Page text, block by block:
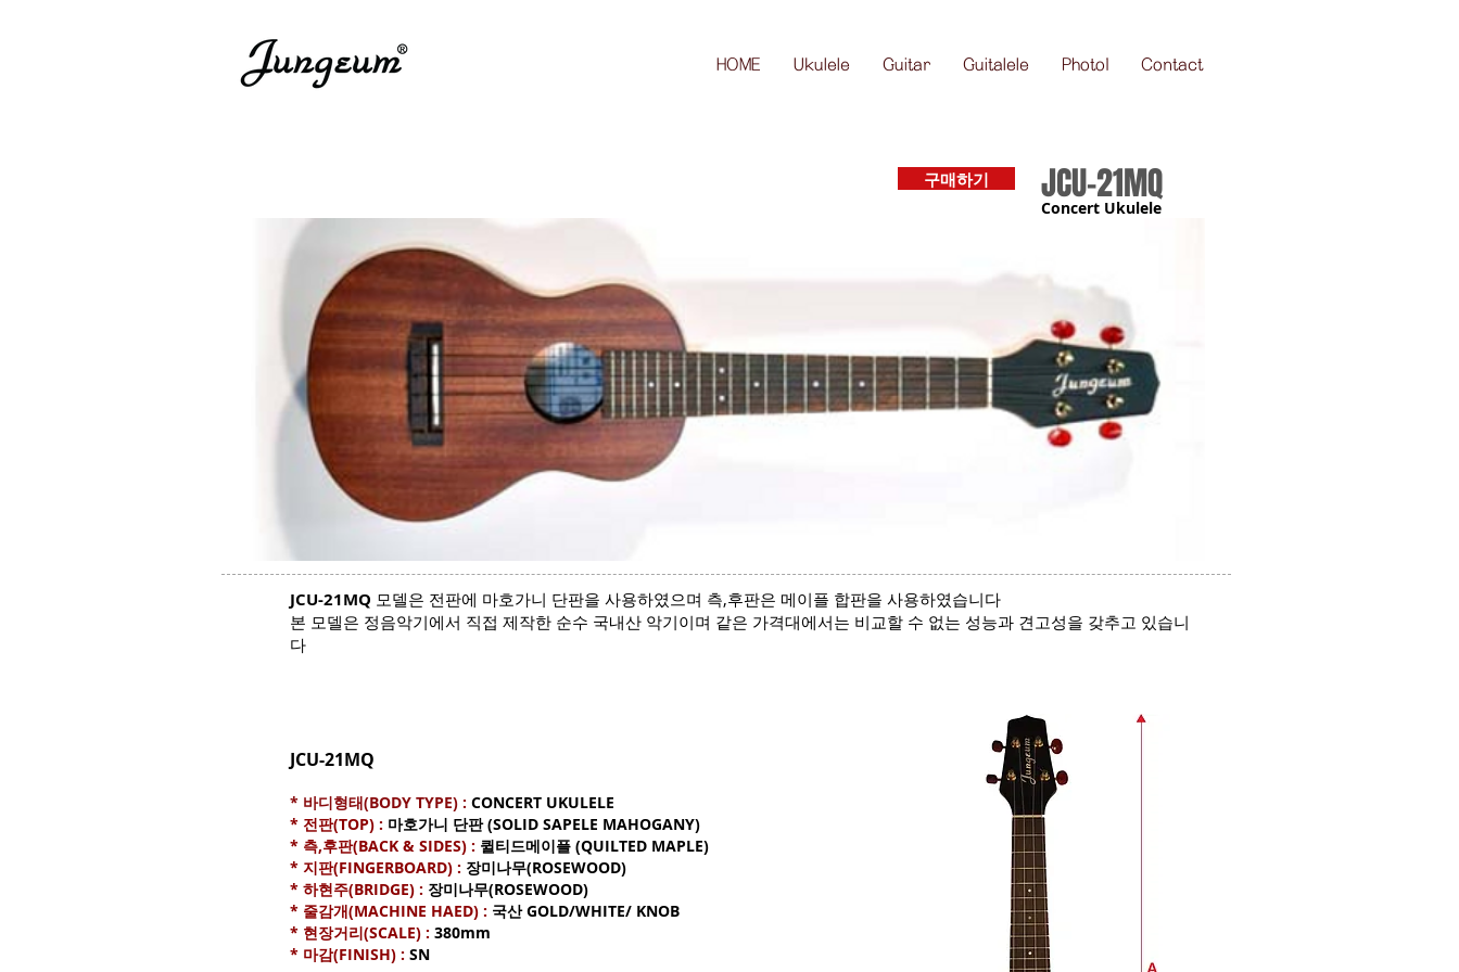
HOME Ukulele Guitar Guitalele Photo1 Contact
구매하기 JCU-21MQ
Concert Ukulele
JCU-21MQ 모델은 전판에 마호가니 단판을 사용하였으며 측,후판은 메이플 합판을 사용하였습니다
본 모델은 정음악기에서 직접 제작한 순수 국내산 악기이며 같은 가격대에서는 비교할 수 없는 성능과 견고성을 갖추고 있습니
다
JCU-21MQ
* 바디형태(BODY TYPE) : CONCERT UKULELE
* 전판(TOP) : 마호가니 단판 (SOLID SAPELE MAHOGANY)
* 측,후판(BACK & SIDES) : 퀼티드메이플 (QUILTED MAPLE)
* 지판(FINGERBOARD) : 장미나무(ROSEWOOD)
* 하현주(BRIDGE) : 장미나무(ROSEWOOD)
* 줄감개(MACHINE HAED) : 국산 GOLD/WHITE/ KNOB
* 현장거리(SCALE) : 380mm
* 마감(FINISH) : SN